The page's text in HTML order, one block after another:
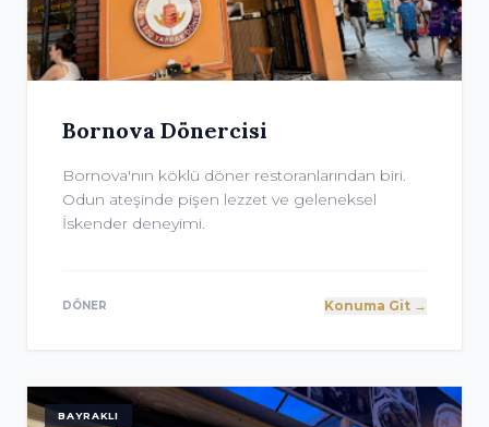
Bornova Dönercisi
Bornova'nın köklü döner restoranlarından biri.
Odun ateşinde pişen lezzet ve geleneksel
İskender deneyimi.
DÖNER Konuma Git →
BAYRAKLI